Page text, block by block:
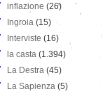
inflazione (26)
Ingroia (15)
Interviste (16)
la casta (1.394)
La Destra (45)
La Sapienza (5)